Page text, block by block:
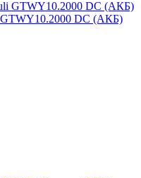
DC (АКБ)